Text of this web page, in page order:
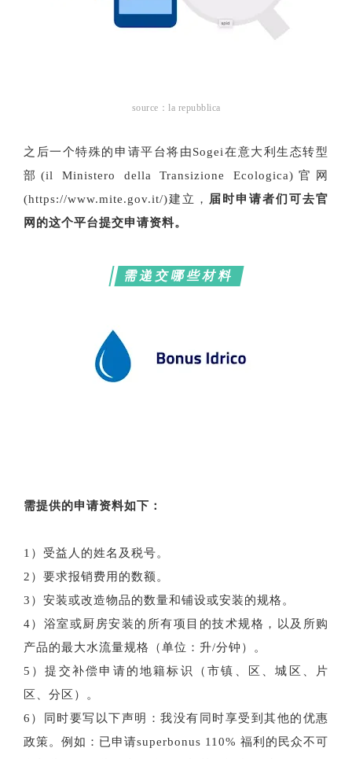
source：la repubblica
之后一个特殊的申请平台将由Sogei在意大利生态转型
部(il Ministero della Transizione Ecologica)官网
(https://www.mite.gov.it/)建立，
届时申请者们可去官
网的这个平台提交申请资料。
需递交哪些材料
需提供的申请资料如下：
1）受益人的姓名及税号。
2）要求报销费用的数额。
3）安装或改造物品的数量和铺设或安装的规格。
4）浴室或厨房安装的所有项目的技术规格，以及所购
产品的最大水流量规格（单位：升/分钟）。
5）提交补偿申请的地籍标识（市镇、区、城区、片
区、分区）。
6）同时要写以下声明：我没有同时享受到其他的优惠
政策。例如：已申请superbonus 110% 福利的民众不可